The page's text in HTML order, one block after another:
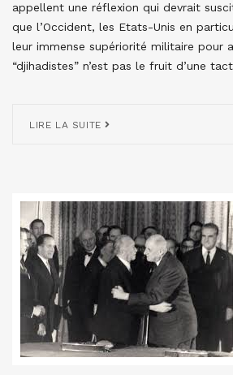
appellent une réflexion qui devrait
que l’Occident, les Etats-Unis en
leur immense supériorité militaire pour
“djihadistes” n’est pas le fruit d’une
LIRE LA SUITE